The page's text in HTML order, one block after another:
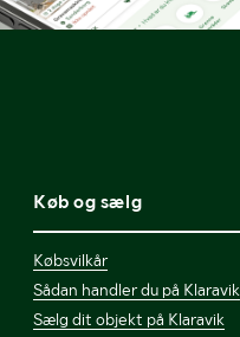
Køb og sælg
Købsvilkår
Sådan handler du på Klaravik
Sælg dit objekt på Klaravik